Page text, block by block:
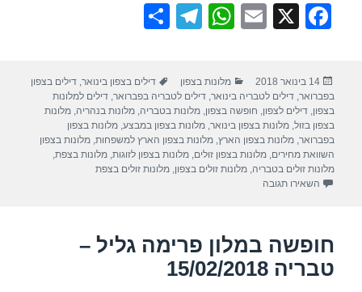
F
e
b
o
o
X
E
W
s
A
p
p
T
gr
a
m
e
פורסם
בתאריך
14 בינואר 2018 קטגוריות
מלונות בצפון תגיות
דילים בצפון בינואר,דילים בצפון
בפברואר,דילים לטבריה בינואר,דילים לטבריה בפברואר,דילים למלונות
בצפון,דילים לצפון, חופשה בצפון,מלונות בטבריה,מלונות בנהריה,מלונות
בצפון בזול,מלונות בצפון בינואר,מלונות בצפון במבצע,מלונות בצפון
בפברואר,מלונות בצפון הארץ,מלונות בצפון הארץ למשפחות,מלונות בצפון
השוואת מחירים,מלונות בצפון זולים,מלונות בצפון לזוגות,מלונות בצפת,
מלונות זולים בטבריה,מלונות זולים בצפון,מלונות זולים בצפת
השאירו תגובה
חופשה במלון פרימה גליל –
טבריה 15/02/2018